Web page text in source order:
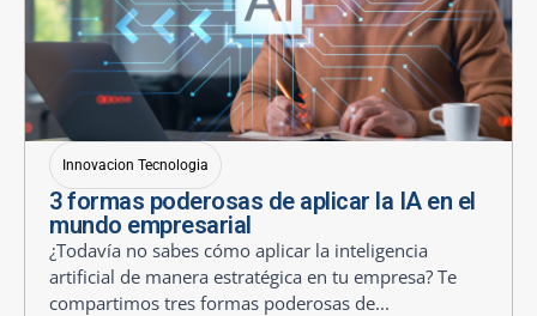
Innovacion Tecnologia
3 formas poderosas de aplicar la IA en el
mundo empresarial
¿Todavía no sabes cómo aplicar la inteligencia
artificial de manera estratégica en tu empresa? Te
compartimos tres formas poderosas de...